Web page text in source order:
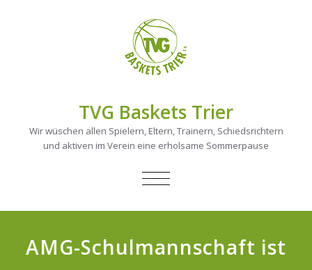
TVG Baskets Trier
Wir wüschen allen Spielern, Eltern, Trainern, Schiedsrichtern
und aktiven im Verein eine erholsame Sommerpause
NAVIGATION
AMG-Schulmannschaft ist